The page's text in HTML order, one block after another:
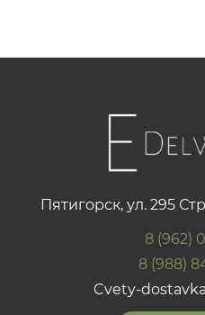
Пятигорск, ул. 295
8 (962)
8 (988)
Cvety-